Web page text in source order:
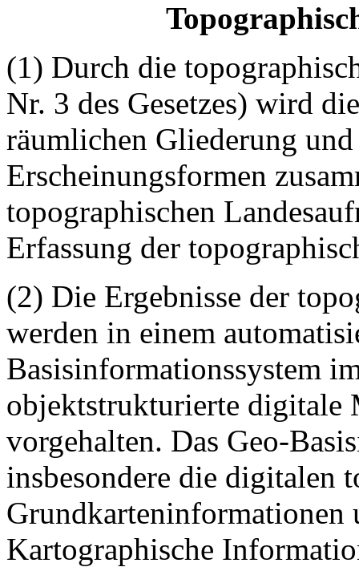
(1) Durch die
Nr. 3 des Gesetzes) wird
räumlichen Gliederung
Erscheinungsformen
topographischen
Erfassung der
(2) Die Ergebnisse der
werden in einem
Basisinformationssystem
objektstrukturierte digitale
vorgehalten. Das Geo-
insbesondere die digitalen
Grundkarteninformationen
Kartographische